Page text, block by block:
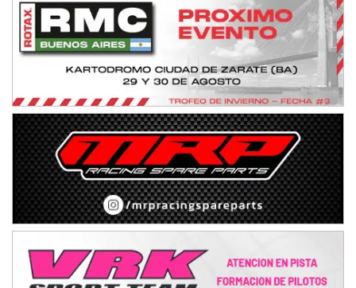
KDO - F6
Ciudad de Trenque Lauquen (Asfalto)
Trenque Lauquen (Buenos Aires)
ENTRERRIANO - F6 (POSTERGADA)
Parque de la Velocidad (Asfalto)
Villaguay (Entre Ríos)
VICTORIENSE - F7
El Cerro (Tierra)
Victoria (Entre Ríos)
PATAGONICO - F6
Moto Club Reginense (Tierra)
Gral. E. Godoy (Río Negro)
CSK - F7
Juventud Unida (Tierra)
Humboldt (Santa Fe)